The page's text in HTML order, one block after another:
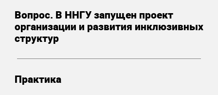
Вопрос. В ННГУ запущен проект
организации и развития инклюзивных
структур
Практика